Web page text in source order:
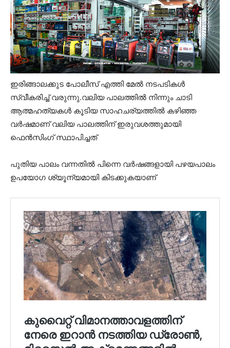
ഇരിങ്ങാലക്കുട പോലീസ് എത്തി മേൽ നടപടികൾ
സ്വീകരിച്ച് വരുന്നു.വലിയ പാലത്തിൽ നിന്നും ചാടി
ആത്മഹത്യകൾ കൂടിയ സാഹചര്യത്തിൽ കഴിഞ്ഞ
വർഷമാണ് വലിയ പാലത്തിന് ഇരുവശത്തുമായി
ഫെൻസിംഗ് സ്ഥാപിച്ചത്
പുതിയ പാലം വന്നതിൽ പിന്നെ വർഷങ്ങളായി പഴയപാലം
ഉപയോഗ ശ്യൂന്യമായി കിടക്കുകയാണ്